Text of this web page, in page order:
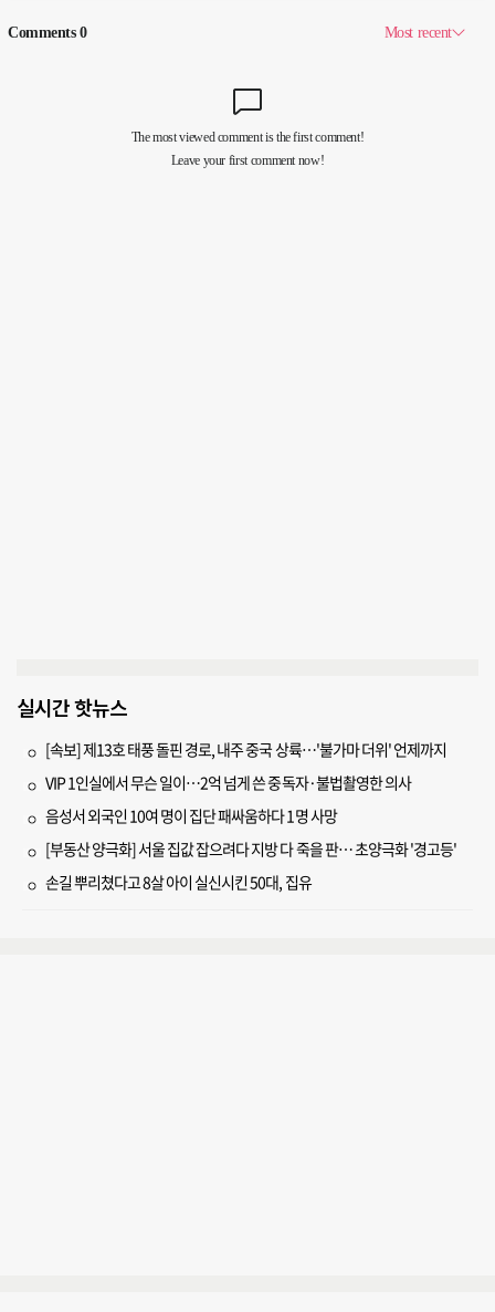
실시간 핫뉴스
[속보] 제13호 태풍 돌핀 경로, 내주 중국 상륙…'불가마 더위' 언제까지
VIP 1인실에서 무슨 일이…2억 넘게 쓴 중독자·불법촬영한 의사
음성서 외국인 10여 명이 집단 패싸움하다 1명 사망
[부동산 양극화] 서울 집값 잡으려다 지방 다 죽을 판… 초양극화 '경고등'
손길 뿌리쳤다고 8살 아이 실신시킨 50대, 집유